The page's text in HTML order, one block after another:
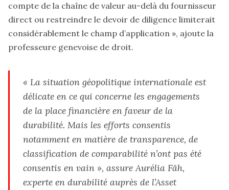
compte de la chaîne de valeur au-delà du fournisseur
direct ou restreindre le devoir de diligence limiterait
considérablement le champ d’application », ajoute la
professeure genevoise de droit.
« La situation géopolitique internationale est
délicate en ce qui concerne les engagements
de la place financière en faveur de la
durabilité. Mais les efforts consentis
notamment en matière de transparence, de
classification de comparabilité n’ont pas été
consentis en vain », assure Aurélia Fäh,
experte en durabilité auprès de l’Asset